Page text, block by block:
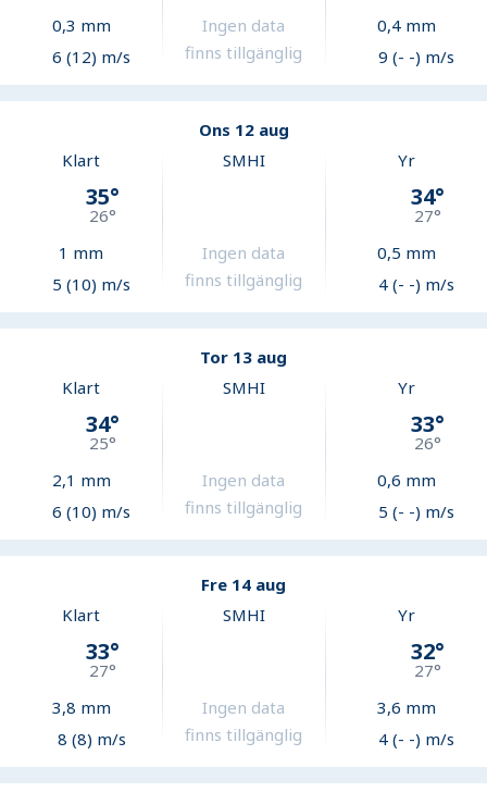
0,3 mm
6 (12) m/s
Ingen data
finns tillgänglig
0,4mm
9 (- -) m/s
Ons 12 aug
Klart
35°
26°
1 mm
5 (10) m/s
SMHI
Ingen data
finns tillgänglig
Yr
34°
27°
0,5 mm
4 (- -) m/s
Tor 13 aug
Klart
34°
25°
2,1 mm
6 (10) m/s
SMHI
Ingen data
finns tillgänglig
Yr
33°
26°
0,6 mm
5 (- -) m/s
Fre 14 aug
Klart
33°
27°
3,8 mm
8 (8) m/s
SMHI
Ingen data
finns tillgänglig
Yr
32°
27°
3,6 mm
4 (- -) m/s